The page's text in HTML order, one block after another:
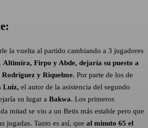
la vuelta al partido cambiando a 3 jugadores
Altimira, Firpo y Abde, dejaría su puesto a
y Riquelme. Por parte de los de
Luiz, el autor de la asistencia del segundo
su lugar a Bakwa. Los primeros
mitad se vio a un Betis más estable pero que
jugadas. Tanto es así, que al minuto 65 el